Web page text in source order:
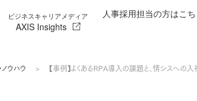
ビジネスキャリアメディア
AXIS Insights
人事採用担当の方はこち
ノウハウ 【事例】よくあるRPA導入の課題と、情シスへの